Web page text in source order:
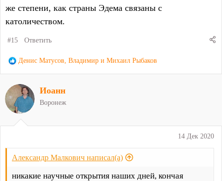
же степени, как страны Эдема связаны с
католичеством.
#15 Ответить
Р
к
и
Денис Матусов, Владимир и Михаил Рыбаков
14 Дек 2020
Александр Малкович написал(а)
никакие научные открытия наших дней, кончая
Иоанн
Воронеж